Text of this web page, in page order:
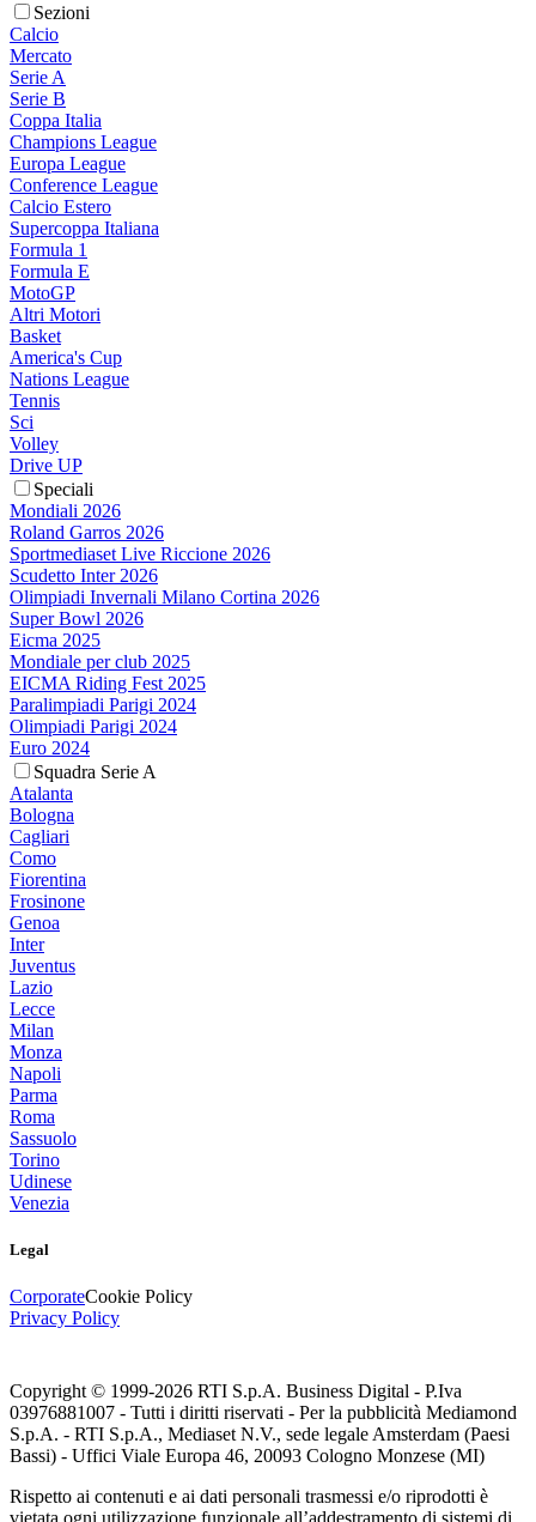
Sezioni
Calcio
Mercato
Serie A
Serie B
Coppa Italia
Champions League
Europa League
Conference League
Calcio Estero
Supercoppa Italiana
Formula 1
Formula E
MotoGP
Altri Motori
Basket
America's Cup
Nations League
Tennis
Sci
Volley
Drive UP
Speciali
Mondiali 2026
Roland Garros 2026
Sportmediaset Live Riccione 2026
Scudetto Inter 2026
Olimpiadi Invernali Milano Cortina 2026
Super Bowl 2026
Eicma 2025
Mondiale per club 2025
EICMA Riding Fest 2025
Paralimpiadi Parigi 2024
Olimpiadi Parigi 2024
Euro 2024
Squadra Serie A
Atalanta
Bologna
Cagliari
Como
Fiorentina
Frosinone
Genoa
Inter
Juventus
Lazio
Lecce
Milan
Monza
Napoli
Parma
Roma
Sassuolo
Torino
Udinese
Venezia
Legal
CorporateCookie Policy
Privacy Policy
Copyright © 1999-2026 RTI S.p.A. Business Digital - P.Iva
03976881007 - Tutti i diritti riservati - Per la pubblicità Mediamond
S.p.A. - RTI S.p.A., Mediaset N.V., sede legale Amsterdam (Paesi
Bassi) - Uffici Viale Europa 46, 20093 Cologno Monzese (MI)
Rispetto ai contenuti e ai dati personali trasmessi e/o riprodotti è